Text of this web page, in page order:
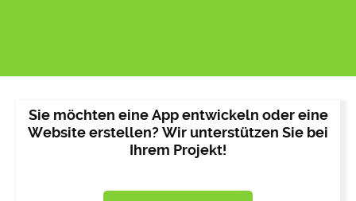
Sie möchten eine App entwickeln oder eine
Website erstellen? Wir unterstützen Sie bei
Ihrem Projekt!